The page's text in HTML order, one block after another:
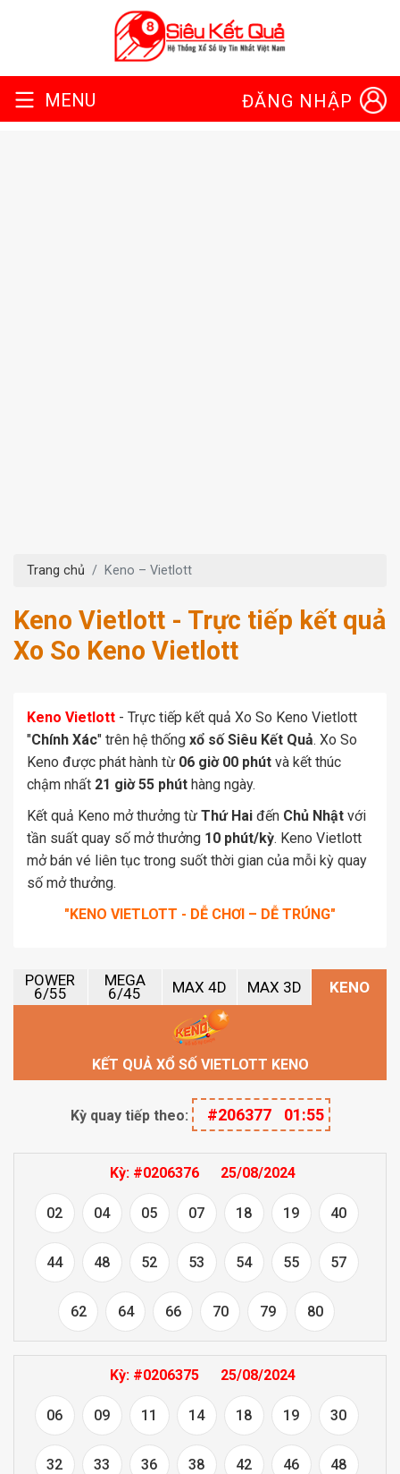
MENU ĐĂNG NHẬP
Trang chủ Keno – Vietlott
Keno Vietlott - Trực tiếp kết quả
Xo So Keno Vietlott
Keno Vietlott - Trực tiếp kết quả Xo So Keno Vietlott
"Chính Xác" trên hệ thống xổ số Siêu Kết Quả. Xo So
Keno được phát hành từ 06 giờ 00 phút và kết thúc
chậm nhất 21 giờ 55 phút hàng ngày.
Kết quả Keno mở thưởng từ Thứ Hai đến Chủ Nhật với
tần suất quay số mở thưởng 10 phút/kỳ. Keno Vietlott
mở bán vé liên tục trong suốt thời gian của mỗi kỳ quay
số mở thưởng.
"KENO VIETLOTT - DỄ CHƠI – DỄ TRÚNG"
POWER
6/55
MEGA
6/45 MAX 4D MAX 3D KENO
KẾT QUẢ XỔ SỐ VIETLOTT KENO
Kỳ quay tiếp theo: #206377 01:54
Kỳ: #0206376 25/08/2024
02 04 05 07 18 19 40
44 48 52 53 54 55 57
62 64 66 70 79 80
Kỳ: #0206375 25/08/2024
06 09 11 14 18 19 30
32 33 36 38 42 46 48